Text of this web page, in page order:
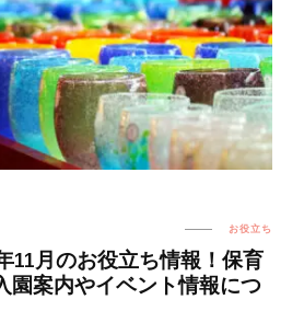
お役立ち
11月のお役立ち情報！保育
園案内やイベント情報につ